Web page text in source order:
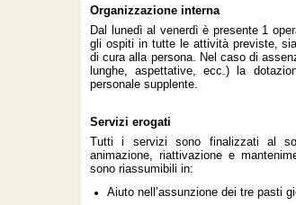
Organizzazione interna
Dal lunedì al venerdì è presente 1
gli ospiti in tutte le attività previste,
di cura alla persona. Nel caso di
lunghe, aspettative, ecc.) la
personale supplente.
Servizi erogati
Tutti i servizi sono finalizzati al
animazione, riattivazione e
sono riassumibili in:
Aiuto nell’assunzione dei tre pasti